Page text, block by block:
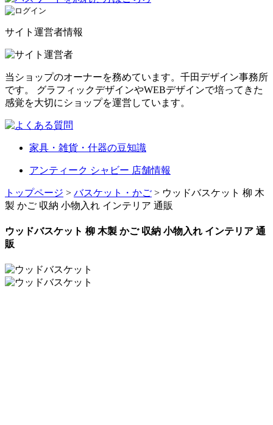
サイト運営者情報
当ショップのオーナーを務めています。千田デザイン事務所
です。 グラフィックデザインやWEBデザインで培ってきた
感覚を大切にショップを運営しています。
家具・雑貨・什器の豆知識
アンティーク シャビー 店舗情報
トップページ > バスケット・かご > ウッドバスケット 柳 木
製 かご 収納 小物入れ インテリア 通販
ウッドバスケット 柳 木製 かご 収納 小物入れ インテリア 通
販